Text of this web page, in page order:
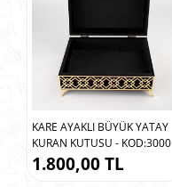
KARE AYAKLI BÜYÜK YATAY
KURAN KUTUSU - KOD:3000
1.800,00 TL